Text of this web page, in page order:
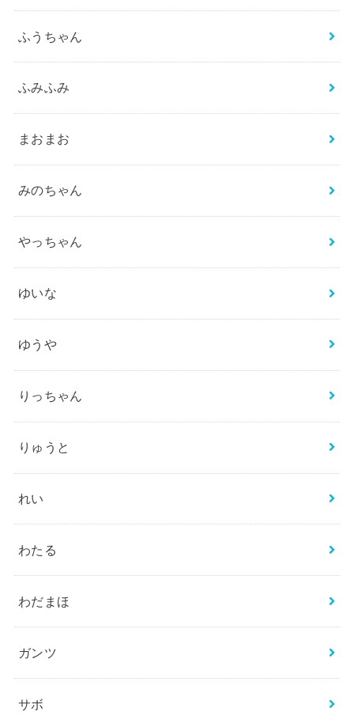
ふうちゃん
ふみふみ
まおまお
みのちゃん
やっちゃん
ゆいな
ゆうや
りっちゃん
りゅうと
れい
わたる
わだまほ
ガンツ
サボ